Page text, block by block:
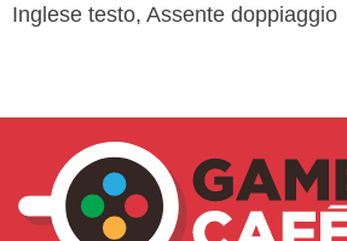
Inglese testo, Assente doppiaggio